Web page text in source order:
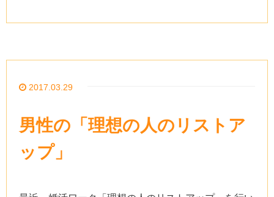
2017.03.29
男性の「理想の人のリストア
ップ」